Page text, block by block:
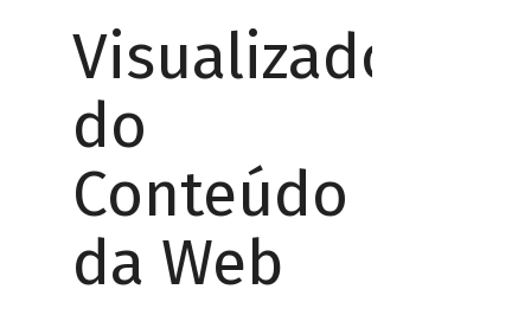
Visualizador
do
Conteúdo
da Web